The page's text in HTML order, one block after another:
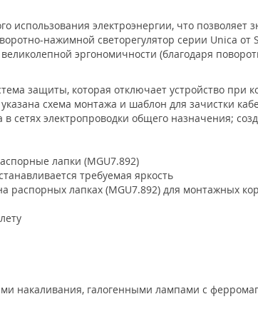
использования электроэнергии, что позволяет
нажимной светорегулятор серии Unica от
эргономичности (благодаря
защиты, которая отключает устройство при
схема монтажа и шаблон для зачистки
сетях электропроводки общего назначения;
лапки (MGU7.892)
требуемая яркость
распорных лапках (MGU7.892) для монтажных
накаливания, галогенными лампами с